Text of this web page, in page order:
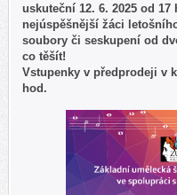
uskuteční 12. 6. 2025 od
nejúspěšnější žáci
soubory či seskupení od
co těšít!
Vstupenky v předprodeji v
hod.